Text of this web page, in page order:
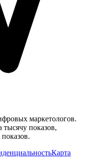
маркетологов.
тысячу показов,
Карта